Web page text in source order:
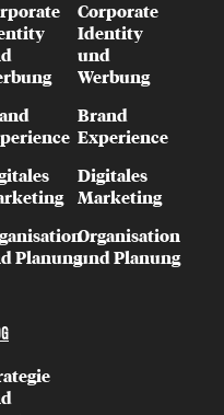
Planung
Corporate
Identity
und
Werbung
Brand
Experience
Digitales
Marketing
Organisation
und Planung